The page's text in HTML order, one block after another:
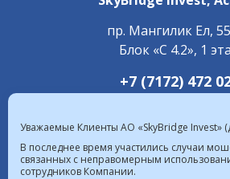
пр. Мангилик Ел,
Блок «С 4.2», 1
+7 (7172) 472
Уважаемые Клиенты АО «SkyBridge Invest»
В последнее время участились случаи
связанных с неправомерным
сотрудников Компании.